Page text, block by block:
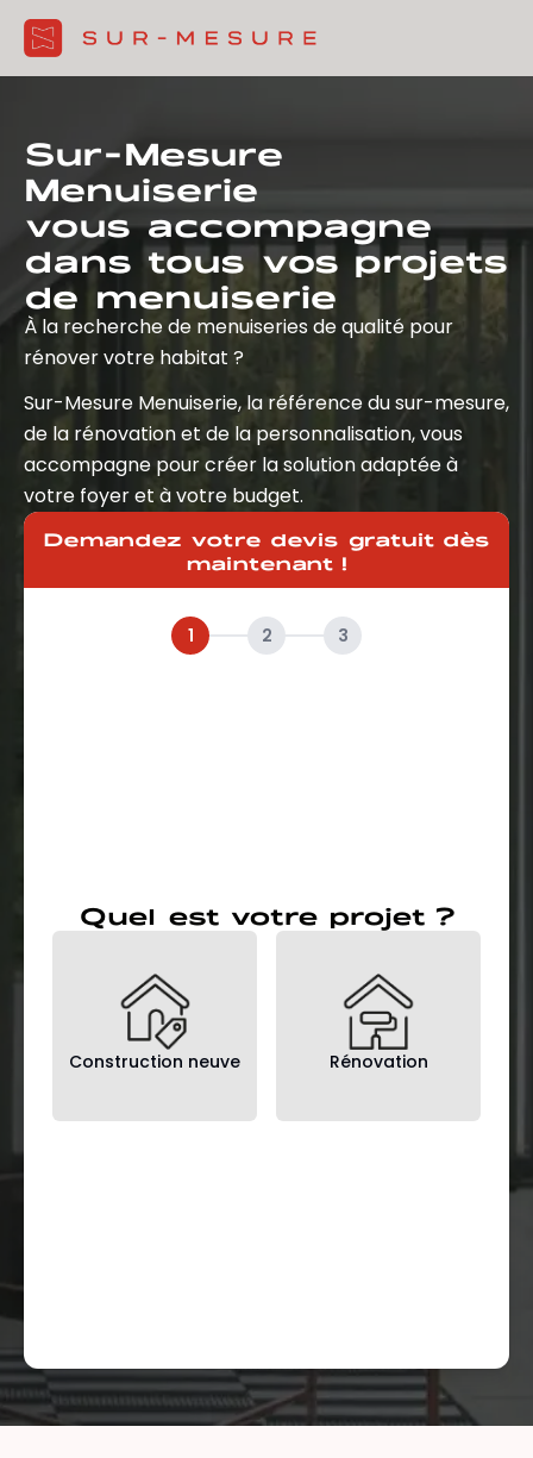
Sur-Mesure
Menuiserie
vous accompagne
dans tous vos projets
de menuiserie
À la recherche de menuiseries de qualité pour
rénover votre habitat ?
Sur-Mesure Menuiserie, la référence du sur-mesure,
de la rénovation et de la personnalisation, vous
accompagne pour créer la solution adaptée à
votre foyer et à votre budget.
Demandez votre devis gratuit dès
maintenant !
1 2 3
Quel est votre projet ?
Construction neuve Rénovation